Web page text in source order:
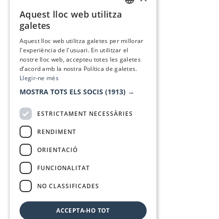
Aquest lloc web utilitza
galetes
Aquest lloc web utilitza galetes per millorar
l'experiència de l'usuari. En utilitzar el
nostre lloc web, accepteu totes les galetes
d’acord amb la nostra Política de galetes.
Llegir-ne més
MOSTRA TOTS ELS SOCIS (1913) →
ESTRICTAMENT NECESSÀRIES
RENDIMENT
ORIENTACIÓ
FUNCIONALITAT
NO CLASSIFICADES
ACCEPTA-HO TOT